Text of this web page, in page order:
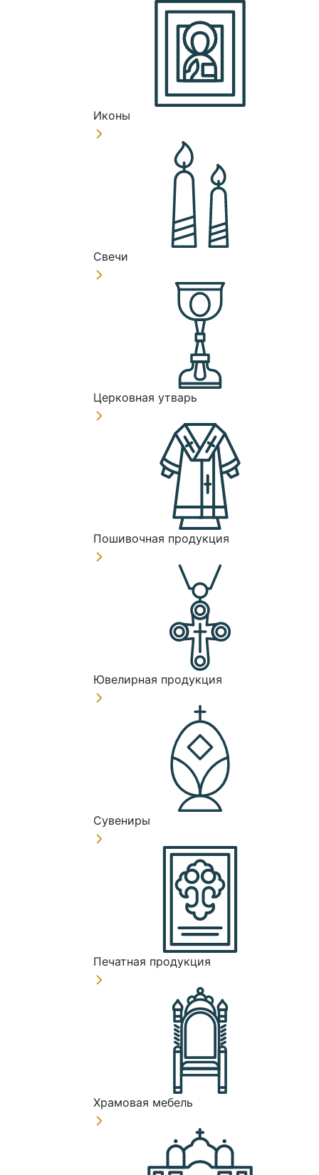
Иконы
Свечи
Церковная утварь
Пошивочная продукция
Ювелирная продукция
Сувениры
Печатная продукция
Храмовая мебель